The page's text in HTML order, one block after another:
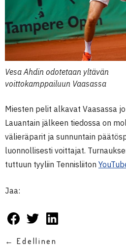
Vesa Ahdin odotetaan yltävän
voittokamppailuun Vaasassa
Miesten pelit alkavat Vaasassa
Lauantain jälkeen tiedossa on
välieräparit ja sunnuntain
luonnollisesti voittajat.
tuttuun tyyliin Tennisliiton
Jaa:
← Edellinen